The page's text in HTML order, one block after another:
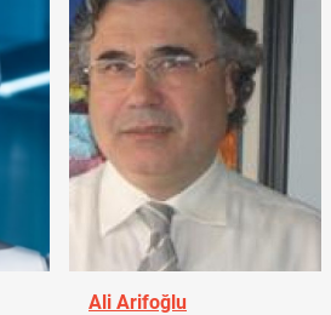
Ali Arifoğlu